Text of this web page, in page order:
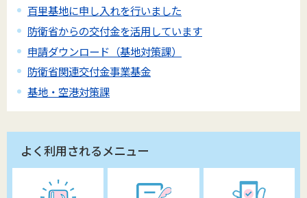
百里基地に申し入れを行いました
防衛省からの交付金を活用しています
申請ダウンロード（基地対策課）
防衛省関連交付金事業基金
基地・空港対策課
よく利用されるメニュー